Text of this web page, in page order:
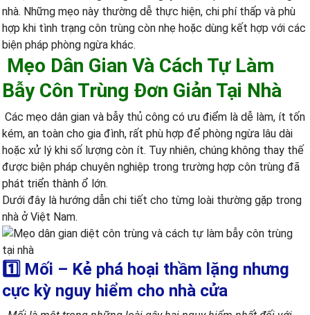
nhà. Những mẹo này thường dễ thực hiện, chi phí thấp và phù
hợp khi tình trạng côn trùng còn nhẹ hoặc dùng kết hợp với các
biện pháp phòng ngừa khác.
Mẹo Dân Gian Và Cách Tự Làm
Bẫy Côn Trùng Đơn Giản Tại Nhà
Các mẹo dân gian và bẫy thủ công có ưu điểm là dễ làm, ít tốn
kém, an toàn cho gia đình, rất phù hợp để phòng ngừa lâu dài
hoặc xử lý khi số lượng còn ít. Tuy nhiên, chúng không thay thế
được biện pháp chuyên nghiệp trong trường hợp côn trùng đã
phát triển thành ổ lớn.
Dưới đây là hướng dẫn chi tiết cho từng loài thường gặp trong
nhà ở Việt Nam.
1️⃣ Mối – Kẻ phá hoại thầm lặng nhưng
cực kỳ nguy hiểm cho nhà cửa